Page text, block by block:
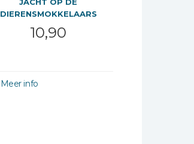
DIERENSMOKKELAARS
10,90